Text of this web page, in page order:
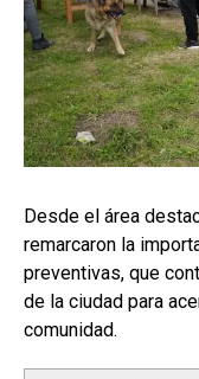
Desde el área
remarcaron la
preventivas, que
de la ciudad para
comunidad.